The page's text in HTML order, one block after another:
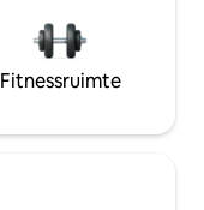
Fitnessruimte